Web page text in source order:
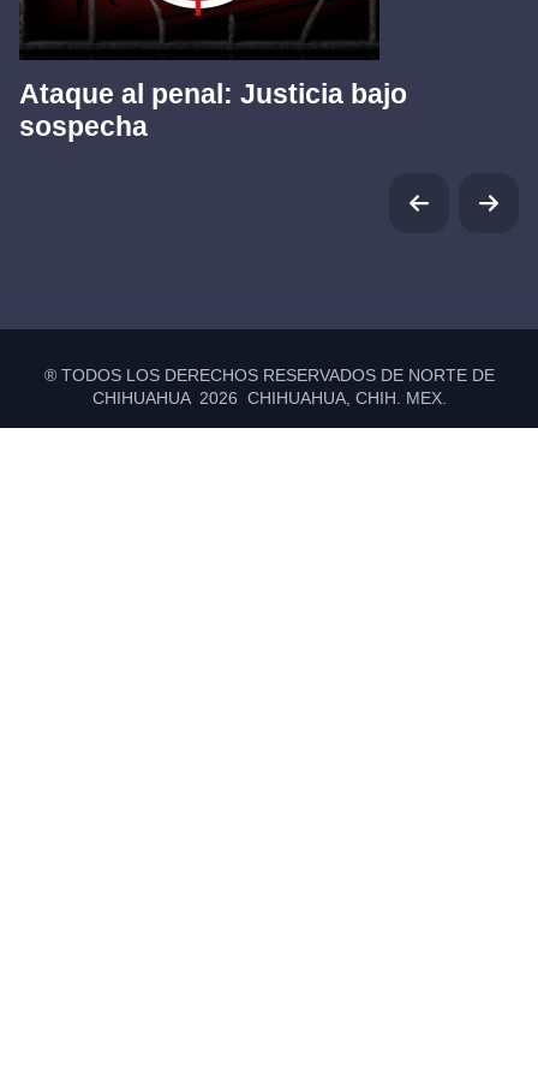
Ataque al penal: Justicia bajo
sospecha
® TODOS LOS DERECHOS RESERVADOS DE NORTE DE
CHIHUAHUA 2026 CHIHUAHUA, CHIH. MEX.